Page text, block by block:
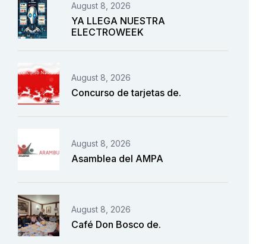
August 8, 2026
YA LLEGA NUESTRA
ELECTROWEEK
August 8, 2026
Concurso de tarjetas de.
August 8, 2026
Asamblea del AMPA
August 8, 2026
Café Don Bosco de.